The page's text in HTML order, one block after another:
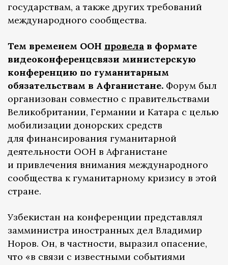
государствам, а также других требований
международного сообщества.
Тем временем ООН провела в формате
видеоконференцсвязи министерскую
конференцию по гуманитарным
обязательствам в Афганистане. Форум был
организован совместно с правительствами
Великобритании, Германии и Катара с целью
мобилизации донорских средств
для финансирования гуманитарной
деятельности ООН в Афганистане
и привлечения внимания международного
сообщества к гуманитарному кризису в этой
стране.
Узбекистан на конференции представлял
замминистра иностранных дел Владимир
Норов. Он, в частности, выразил опасение,
что «в связи с известными событиями